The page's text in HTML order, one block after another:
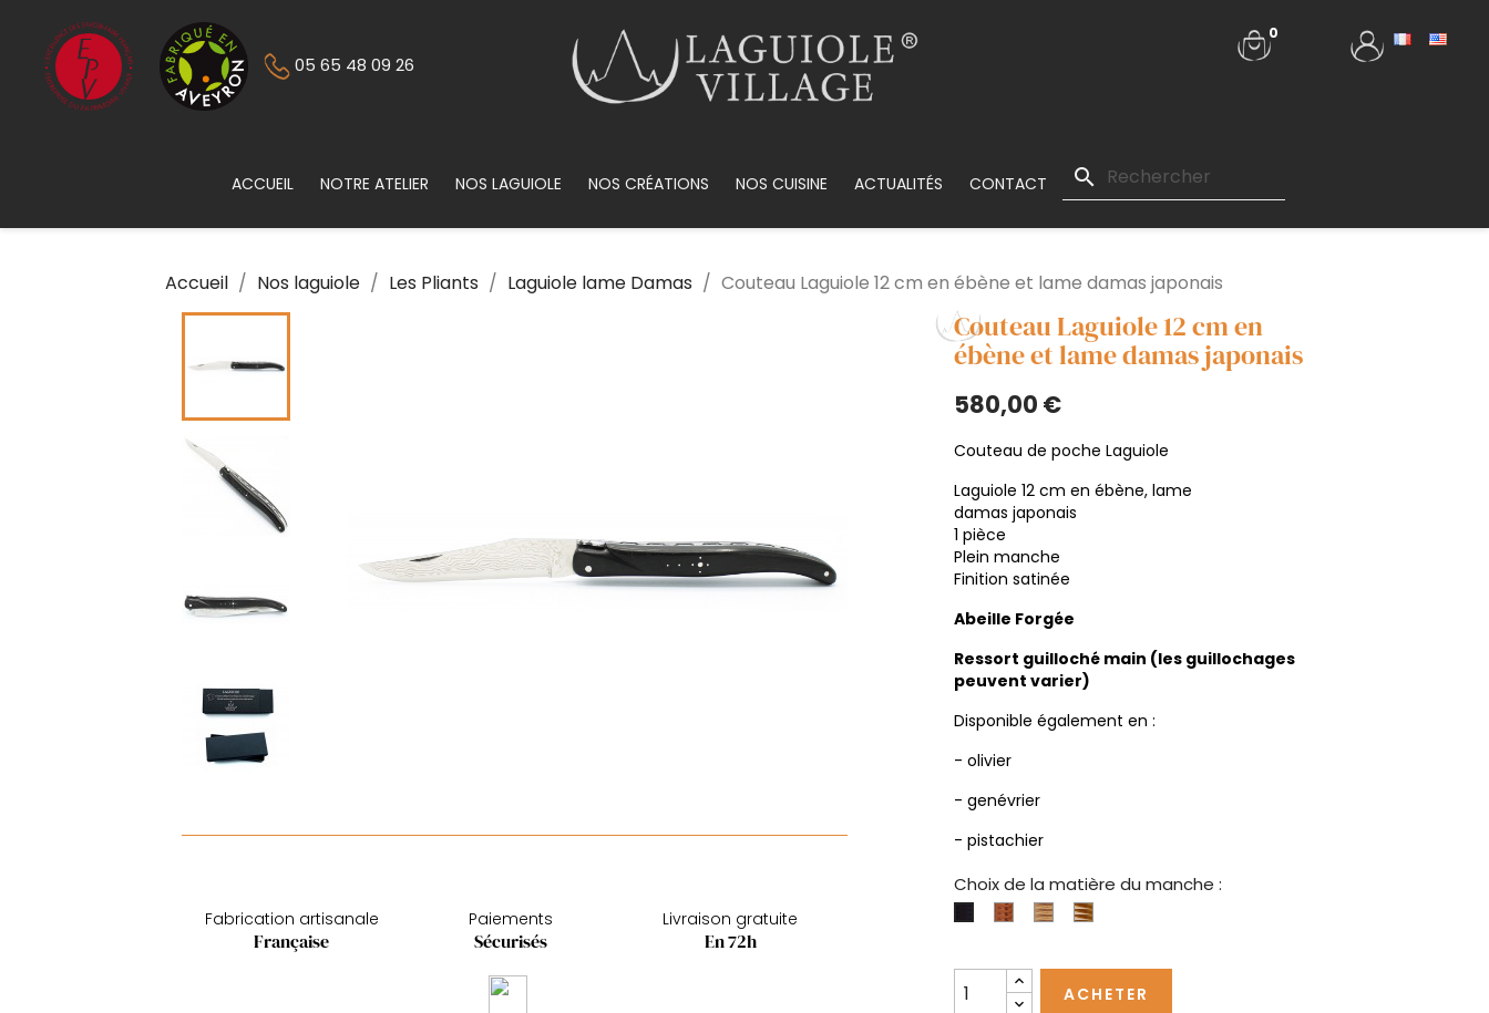
05 65 48 09 26
0
ACCUEIL NOTRE ATELIER NOS LAGUIOLE NOS CRÉATIONS NOS CUISINE ACTUALITÉS CONTACT search
Accueil Nos laguiole Les Pliants Laguiole lame Damas Couteau Laguiole 12 cm en ébène et lame damas japonais
Fabrication artisanale
Française
Paiements
Sécurisés
Livraison gratuite
En 72h
Couteau Laguiole 12 cm en
ébène et lame damas japonais
580,00 €
Couteau de poche Laguiole
Laguiole 12 cm en ébène, lame
damas japonais
1 pièce
Plein manche
Finition satinée
Abeille Forgée
Ressort guilloché main (les guillochages
peuvent varier)
Disponible également en :
- olivier
- genévrier
- pistachier
Choix de la matière du manche :
EbèneGenévrier
OlivierPistachier
ACHETER